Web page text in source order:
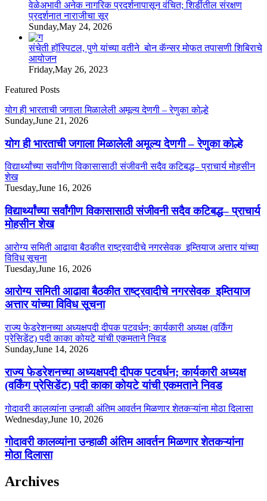
वेळेअभावी अनेक नागरिक प्रदर्शनापासून वंचित; शिर्डीतील संरक्षण
प्रदर्शनात नाराजीचा सूर
Sunday,May 24, 2026
संचेती हॉस्पिटल, पुणे यांच्या वतीने बोन कॅन्सर मोफत तपासणी शिबिराचे
आयोजन
Friday,May 26, 2023
Featured Posts
योग ही भारताची जगाला मिळालेली अमूल्य देणगी – रेणुका कोल्हे
Sunday,June 21, 2026
योग ही भारताची जगाला मिळालेली अमूल्य देणगी – रेणुका कोल्हे
विद्यार्थ्यांच्या सर्वांगीण विकासासाठी संजीवनी सदैव कटिबद्ध– प्राचार्य मोहसीन
शेख
Tuesday,June 16, 2026
विद्यार्थ्यांच्या सर्वांगीण विकासासाठी संजीवनी सदैव कटिबद्ध– प्राचार्य
मोहसीन शेख
आरोग्य समिती आढावा बैठकीत राष्ट्रवादीचे नगरसेवक इम्तियाज अत्तार यांच्या
विविध सूचना
Tuesday,June 16, 2026
आरोग्य समिती आढावा बैठकीत राष्ट्रवादीचे नगरसेवक इम्तियाज
अत्तार यांच्या विविध सूचना
राज्य फेडरेशनच्या अध्यक्षपदी दीपक पटवर्धन; कार्यकारी अध्यक्ष (वर्किंग
प्रेसिडेंट) पदी काका कोयटे यांची एकमताने निवड
Sunday,June 14, 2026
राज्य फेडरेशनच्या अध्यक्षपदी दीपक पटवर्धन; कार्यकारी अध्यक्ष
(वर्किंग प्रेसिडेंट) पदी काका कोयटे यांची एकमताने निवड
गोदावरी कालव्यांना उन्हाळी अंतिम आवर्तन मिळणार शेतकऱ्यांना मोठा दिलासा
Wednesday,June 10, 2026
गोदावरी कालव्यांना उन्हाळी अंतिम आवर्तन मिळणार शेतकऱ्यांना
मोठा दिलासा
Archives